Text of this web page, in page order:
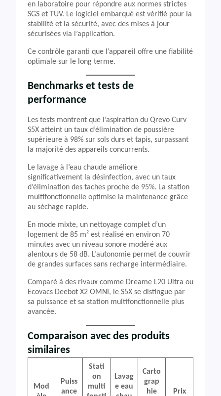
en laboratoire pour répondre aux normes strictes
SGS et TUV. Le logiciel embarqué est vérifié pour la
stabilité et la sécurité, avec des mises à jour
sécurisées via l’application.
Ce contrôle garanti que l’appareil offre une fiabilité
optimale sur le long terme.
Benchmarks et tests de
performance
Les tests montrent que l’aspiration du Qrevo Curv
S5X atteint un taux d’élimination de poussière
supérieure à 98% sur sols durs et tapis, surpassant
la majorité des appareils concurrents.
Le lavage à l’eau chaude améliore
significativement la désinfection, avec un taux
d’élimination des taches proche de 95%. La station
multifonctionnelle optimise la maintenance grâce
au séchage rapide.
En mode mixte, un nettoyage complet d’un
logement de 85 m² est réalisé en environ 70
minutes avec un niveau sonore modéré aux
alentours de 58 dB. L’autonomie permet de couvrir
de grandes surfaces sans recharge intermédiaire.
Comparé à des rivaux comme Dreame L20 Ultra ou
Ecovacs Deebot X2 OMNI, le S5X se distingue par
sa puissance et sa station multifonctionnelle plus
avancée.
Comparaison avec des produits
similaires
Mod
Puiss
ance
Stati
on
multi
Lavag
e eau
Carto
grap
hie
Prix